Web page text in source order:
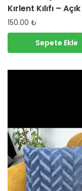
Kırlent Kılıfı –
150.00 ₺
Sepete Ekle